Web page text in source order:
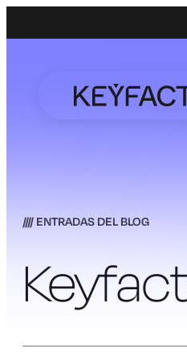
contenido
principal
ENTRADAS DEL BLOG